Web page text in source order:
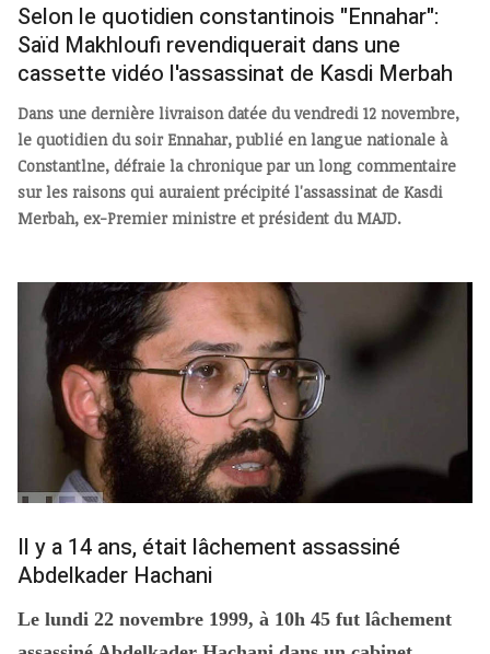
Selon le quotidien constantinois "Ennahar":
Saïd Makhloufi revendiquerait dans une
cassette vidéo l'assassinat de Kasdi Merbah
Dans une dernière livraison datée du vendredi 12 novembre,
le quotidien du soir Ennahar, publié en langue nationale à
Constantlne, défraie la chronique par un long commentaire
sur les raisons qui auraient précipité l'assassinat de Kasdi
Merbah, ex-Premier ministre et président du MAJD.
Il y a 14 ans, était lâchement assassiné
Abdelkader Hachani
Le lundi 22 novembre 1999, à 10h 45 fut lâchement